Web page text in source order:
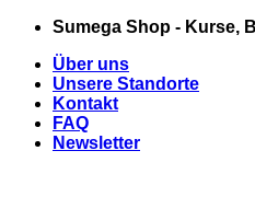
Zum
springen
Sumega Shop - Kurse,
Über uns
Unsere Standorte
Kontakt
FAQ
Newsletter